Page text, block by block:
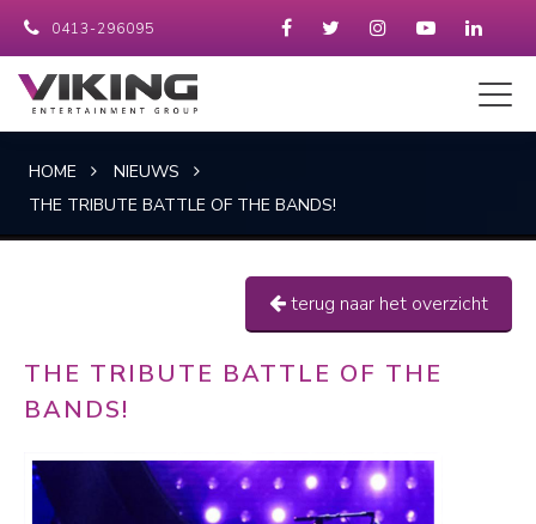
0413-296095
HOME
NIEUWS
THE TRIBUTE BATTLE OF THE BANDS!
terug naar het overzicht
THE TRIBUTE BATTLE OF THE
BANDS!